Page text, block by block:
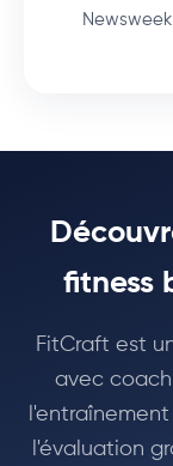
fitness
FitCraft est
avec coach
l'évaluation